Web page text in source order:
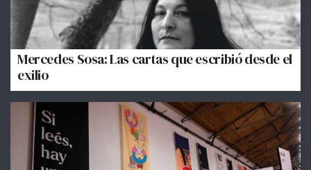
Mercedes Sosa: Las cartas que escribió desde el
exilio